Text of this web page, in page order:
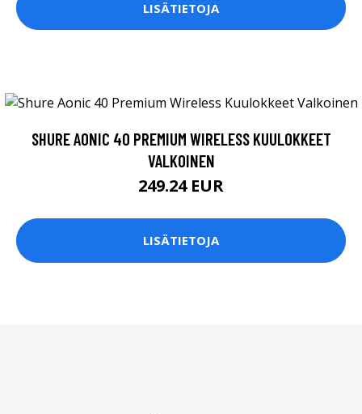
LISÄTIETOJA
SHURE AONIC 40 PREMIUM WIRELESS KUULOKKEET
VALKOINEN
249.24 EUR
LISÄTIETOJA